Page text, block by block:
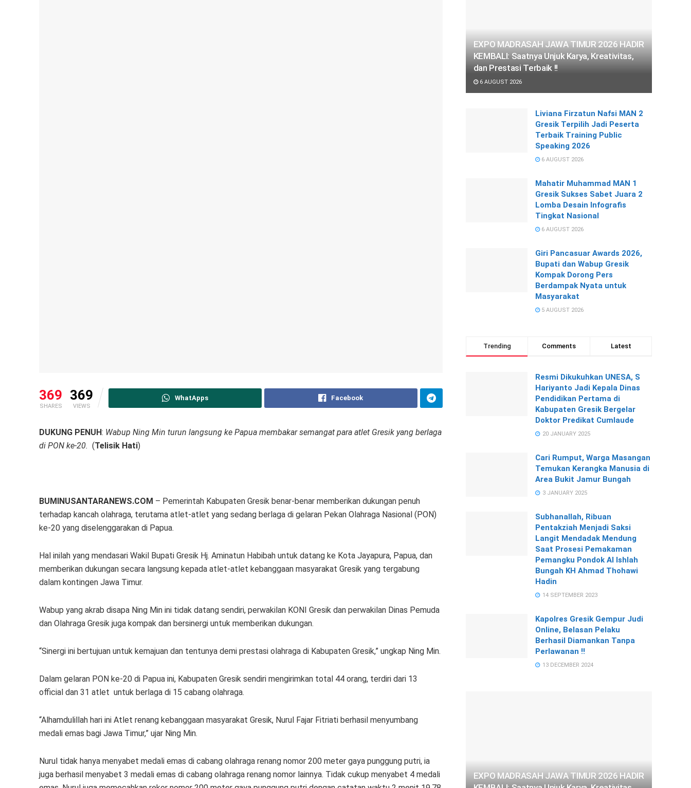
369
SHARES
369
VIEWS
WhatApps Facebook
DUKUNG PENUH: Wabup Ning Min turun langsung ke Papua membakar semangat para atlet Gresik yang berlaga
di PON ke-20. (Telisik Hati)
BUMINUSANTARANEWS.COM – Pemerintah Kabupaten Gresik benar-benar memberikan dukungan penuh
terhadap kancah olahraga, terutama atlet-atlet yang sedang berlaga di gelaran Pekan Olahraga Nasional (PON)
ke-20 yang diselenggarakan di Papua.
Hal inilah yang mendasari Wakil Bupati Gresik Hj. Aminatun Habibah untuk datang ke Kota Jayapura, Papua, dan
memberikan dukungan secara langsung kepada atlet-atlet kebanggaan masyarakat Gresik yang tergabung
dalam kontingen Jawa Timur.
Wabup yang akrab disapa Ning Min ini tidak datang sendiri, perwakilan KONI Gresik dan perwakilan Dinas Pemuda
dan Olahraga Gresik juga kompak dan bersinergi untuk memberikan dukungan.
“Sinergi ini bertujuan untuk kemajuan dan tentunya demi prestasi olahraga di Kabupaten Gresik,” ungkap Ning Min.
Dalam gelaran PON ke-20 di Papua ini, Kabupaten Gresik sendiri mengirimkan total 44 orang, terdiri dari 13
official dan 31 atlet untuk berlaga di 15 cabang olahraga.
“Alhamdulillah hari ini Atlet renang kebanggaan masyarakat Gresik, Nurul Fajar Fitriati berhasil menyumbang
medali emas bagi Jawa Timur,” ujar Ning Min.
Nurul tidak hanya menyabet medali emas di cabang olahraga renang nomor 200 meter gaya punggung putri, ia
juga berhasil menyabet 3 medali emas di cabang olahraga renang nomor lainnya. Tidak cukup menyabet 4 medali
EXPO MADRASAH JAWA TIMUR 2026 HADIR
KEMBALI: Saatnya Unjuk Karya, Kreativitas,
dan Prestasi Terbaik !!
6 AUGUST 2026
Liviana Firzatun Nafsi MAN 2
Gresik Terpilih Jadi Peserta
Terbaik Training Public
Speaking 2026
6 AUGUST 2026
Mahatir Muhammad MAN 1
Gresik Sukses Sabet Juara 2
Lomba Desain Infografis
Tingkat Nasional
6 AUGUST 2026
Giri Pancasuar Awards 2026,
Bupati dan Wabup Gresik
Kompak Dorong Pers
Berdampak Nyata untuk
Masyarakat
5 AUGUST 2026
Trending Comments Latest
Resmi Dikukuhkan UNESA, S
Hariyanto Jadi Kepala Dinas
Pendidikan Pertama di
Kabupaten Gresik Bergelar
Doktor Predikat Cumlaude
20 JANUARY 2025
Cari Rumput, Warga Masangan
Temukan Kerangka Manusia di
Area Bukit Jamur Bungah
3 JANUARY 2025
Subhanallah, Ribuan
Pentakziah Menjadi Saksi
Langit Mendadak Mendung
Saat Prosesi Pemakaman
Pemangku Pondok Al Ishlah
Bungah KH Ahmad Thohawi
Hadin
14 SEPTEMBER 2023
Kapolres Gresik Gempur Judi
Online, Belasan Pelaku
Berhasil Diamankan Tanpa
Perlawanan !!
13 DECEMBER 2024
EXPO MADRASAH JAWA TIMUR 2026 HADIR